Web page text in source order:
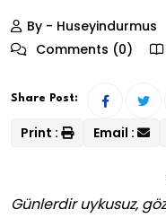
By - Huseyindurmus
Comments (0)
Share Post:
Print : Email :
Günlerdir uykusuz,